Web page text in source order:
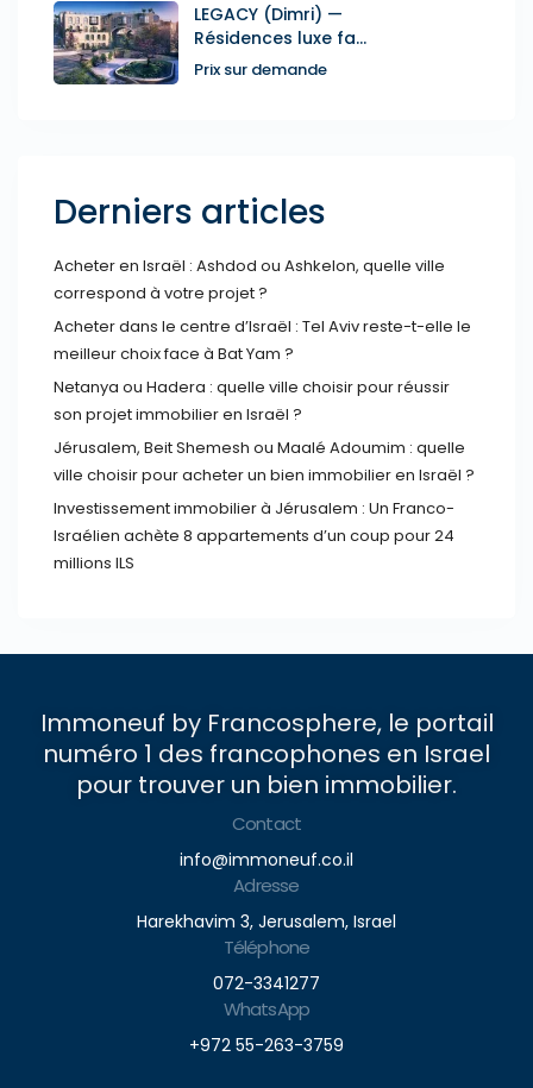
LEGACY (Dimri) —
Résidences luxe fa...
Prix sur demande
Derniers articles
Acheter en Israël : Ashdod ou Ashkelon, quelle ville
correspond à votre projet ?
Acheter dans le centre d’Israël : Tel Aviv reste-t-elle le
meilleur choix face à Bat Yam ?
Netanya ou Hadera : quelle ville choisir pour réussir
son projet immobilier en Israël ?
Jérusalem, Beit Shemesh ou Maalé Adoumim : quelle
ville choisir pour acheter un bien immobilier en Israël ?
Investissement immobilier à Jérusalem : Un Franco-
Israélien achète 8 appartements d’un coup pour 24
millions ILS
Immoneuf by Francosphere, le portail
numéro 1 des francophones en Israel
pour trouver un bien immobilier.
Contact
info@immoneuf.co.il
Adresse
Harekhavim 3, Jerusalem, Israel
Téléphone
072-3341277
WhatsApp
+972 55-263-3759